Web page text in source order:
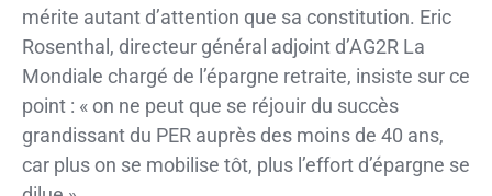
mérite autant d’attention que sa constitution. Eric
Rosenthal, directeur général adjoint d’AG2R La
Mondiale chargé de l’épargne retraite, insiste sur ce
point : « on ne peut que se réjouir du succès
grandissant du PER auprès des moins de 40 ans,
car plus on se mobilise tôt, plus l’effort d’épargne se